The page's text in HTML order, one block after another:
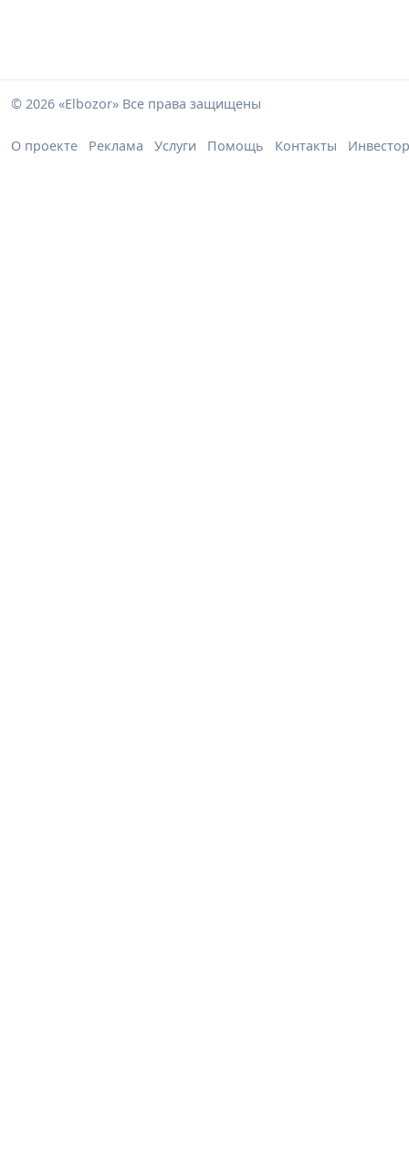
© 2026 «Elbozor» Все права защищены
О проекте Реклама Услуги Помощь Контакты